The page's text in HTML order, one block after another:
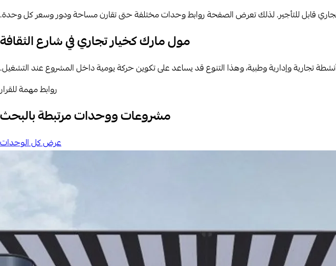
قابل للتأجير. لذلك تعرض الصفحة روابط وحدات مختلفة حتى تقارن مساحة ودور وسعر كل وحدة.
مول مارك كخيار تجاري في شارع الثقافة
تجارية وإدارية وطبية، وهذا التنوع قد يساعد على تكوين حركة يومية داخل المشروع عند التشغيل.
روابط مهمة للقرار
مشروعات ووحدات مرتبطة بالبحث
عرض كل الوحدات